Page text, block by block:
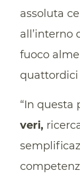
assoluta
all’interno
fuoco
quattordici
“In questa
veri,